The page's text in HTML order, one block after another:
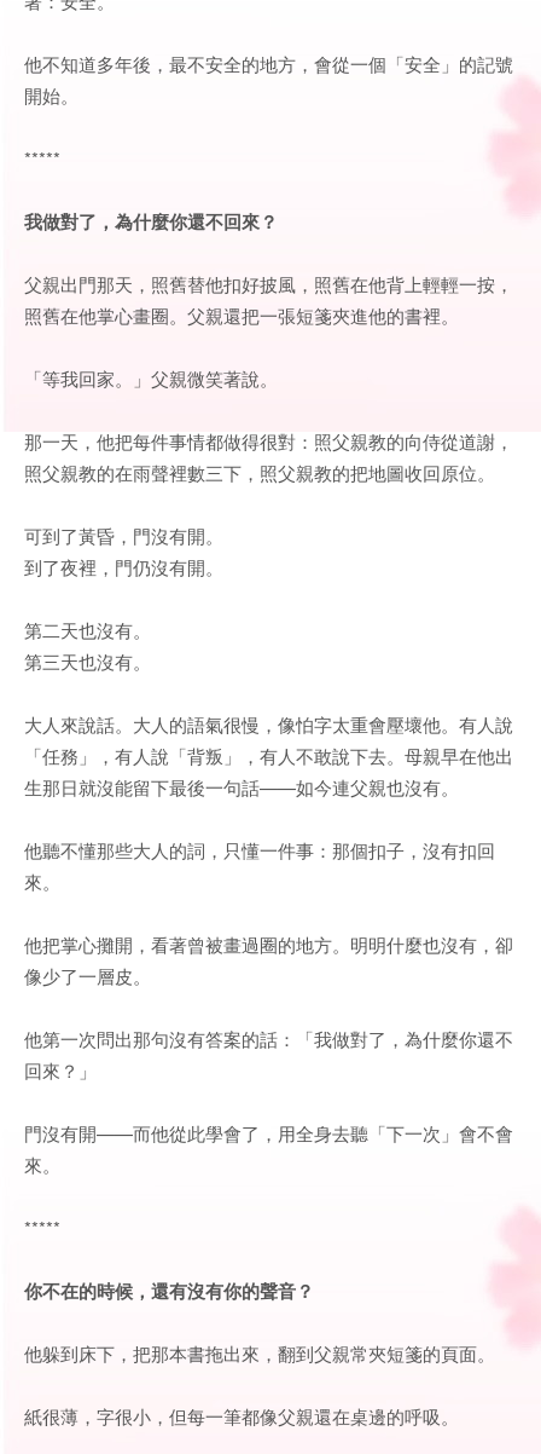
他不知道多年後，最不安全的地方，會從一個「安全」的記號
開始。
*****
我做對了，為什麼你還不回來？
父親出門那天，照舊替他扣好披風，照舊在他背上輕輕一按，
照舊在他掌心畫圈。父親還把一張短箋夾進他的書裡。
「等我回家。」父親微笑著說。
那一天，他把每件事情都做得很對：照父親教的向侍從道謝，
照父親教的在雨聲裡數三下，照父親教的把地圖收回原位。
可到了黃昏，門沒有開。
到了夜裡，門仍沒有開。
第二天也沒有。
第三天也沒有。
大人來說話。大人的語氣很慢，像怕字太重會壓壞他。有人說
「任務」，有人說「背叛」，有人不敢說下去。母親早在他出
生那日就沒能留下最後一句話——如今連父親也沒有。
他聽不懂那些大人的詞，只懂一件事：那個扣子，沒有扣回
來。
他把掌心攤開，看著曾被畫過圈的地方。明明什麼也沒有，卻
像少了一層皮。
他第一次問出那句沒有答案的話：「我做對了，為什麼你還不
回來？」
門沒有開——而他從此學會了，用全身去聽「下一次」會不會
來。
*****
你不在的時候，還有沒有你的聲音？
他躲到床下，把那本書拖出來，翻到父親常夾短箋的頁面。
紙很薄，字很小，但每一筆都像父親還在桌邊的呼吸。